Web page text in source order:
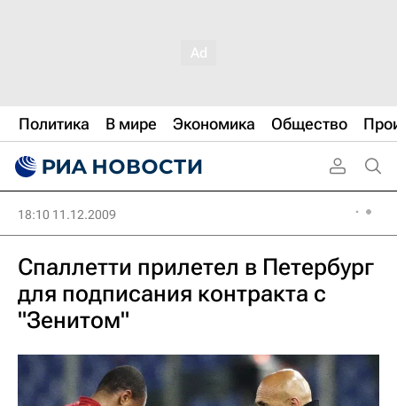
Политика В мире Экономика Общество
18:10 11.12.2009
Спаллетти прилетел в Петербург
для подписания контракта с
"Зенитом"